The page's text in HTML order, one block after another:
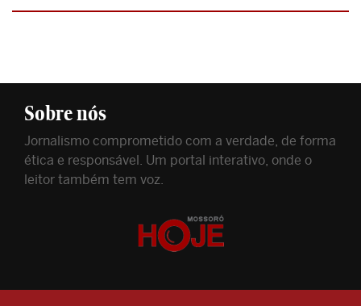
Sobre nós
Jornalismo comprometido com a verdade, de forma
ética e responsável. Um portal interativo, onde o
leitor também tem voz.